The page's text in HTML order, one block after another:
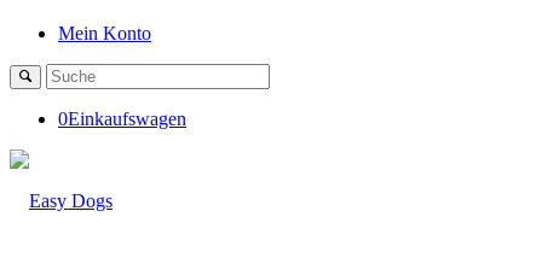
Mein Konto
0Einkaufswagen